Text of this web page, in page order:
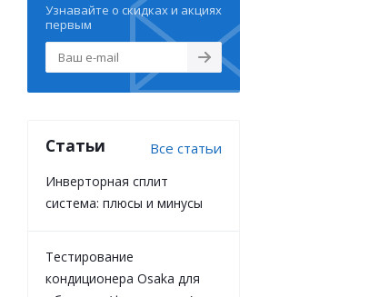
Узнавайте о скидках и акциях
первым
Статьи Все статьи
Инверторная сплит
система: плюсы и минусы
Тестирование
кондиционера Osaka для